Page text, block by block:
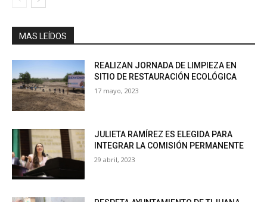
MAS LEÍDOS
REALIZAN JORNADA DE LIMPIEZA EN
SITIO DE RESTAURACIÓN ECOLÓGICA
17 mayo, 2023
JULIETA RAMÍREZ ES ELEGIDA PARA
INTEGRAR LA COMISIÓN PERMANENTE
29 abril, 2023